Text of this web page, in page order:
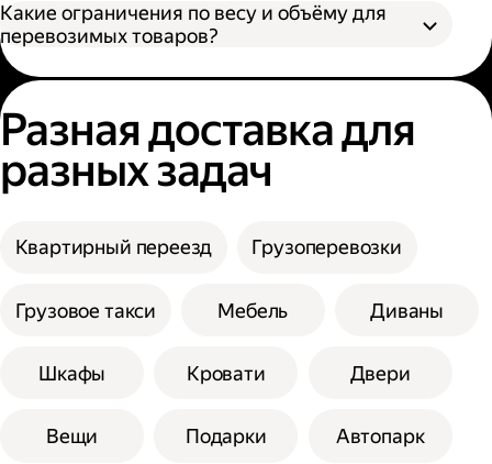
Какие ограничения по весу и объёму для
перевозимых товаров?
Разная доставка для
разных задач
Квартирный переезд Грузоперевозки
Грузовое такси Мебель Диваны
Шкафы Кровати Двери
Вещи Подарки Автопарк